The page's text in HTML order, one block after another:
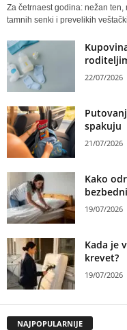
Za četrnaest godina: nežan
tamnih senki i prevelikih
22/07/2026
spakuju
21/07/2026
Kako
19/07/2026
Kada je
krevet?
19/07/2026
NAJPOPULARNIJE